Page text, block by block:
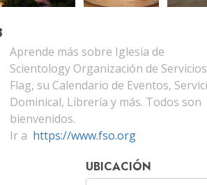
Aprende más sobre Iglesia de
Scientology Organización de
Flag, su Calendario de Eventos,
Dominical, Librería y más. Todos son
bienvenidos.
Ir a https://www.fso.org
UBICACIÓN